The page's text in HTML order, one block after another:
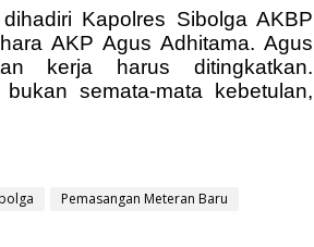
Kapolres Sibolga AKBP
AKP Agus Adhitama. Agus
kerja harus ditingkatkan.
semata-mata kebetulan,
Pemasangan Meteran Baru